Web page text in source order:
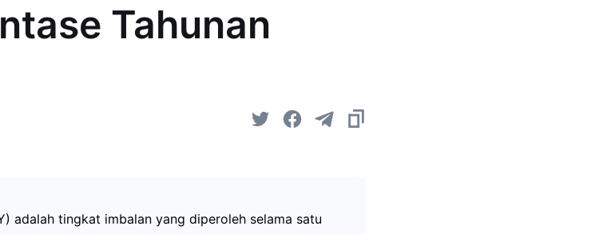
Tahunan
adalah tingkat imbalan yang diperoleh selama satu